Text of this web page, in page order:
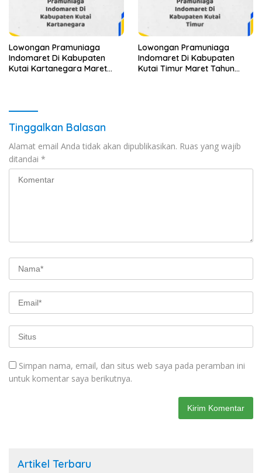
Lowongan Pramuniaga
Indomaret Di Kabupaten
Kutai Kartanegara Maret
Lowongan Pramuniaga
Indomaret Di Kabupaten
Kutai Timur Maret Tahun
Tinggalkan Balasan
Alamat email Anda tidak akan dipublikasikan. Ruas yang wajib
ditandai *
Simpan nama, email, dan situs web saya pada peramban ini
untuk komentar saya berikutnya.
Artikel Terbaru